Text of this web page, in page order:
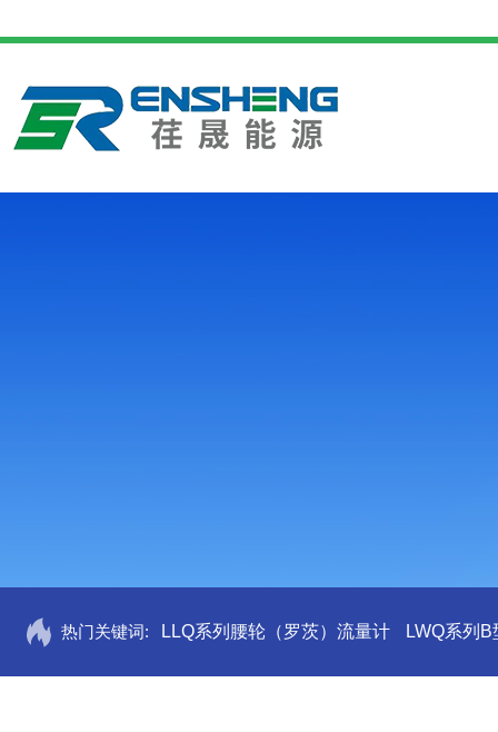
热门关键词: LLQ系列腰轮（罗茨）流量计 LWQ系列